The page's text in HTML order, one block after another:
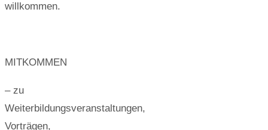
willkommen.
MITKOMMEN
– zu
Weiterbildungsveranstaltungen,
Vorträgen,